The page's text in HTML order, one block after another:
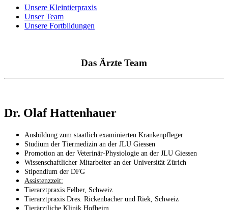
Unsere Kleintierpraxis
Unser Team
Unsere Fortbildungen
Das Ärzte Team
Dr. Olaf Hattenhauer
Ausbildung zum staatlich examinierten Krankenpfleger
Studium der Tiermedizin an der JLU Giessen
Promotion an der Veterinär-Physiologie an der JLU Giessen
Wissenschaftlicher Mitarbeiter an der Universität Zürich
Stipendium der DFG
Assistenzzeit:
Tierarztpraxis Felber, Schweiz
Tierarztpraxis Dres. Rickenbacher und Riek, Schweiz
Tierärztliche Klinik Hofheim